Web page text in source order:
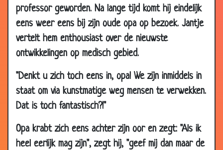
professor geworden. Na lange tijd komt hij eindelijk
eens weer eens bij zijn oude opa op bezoek. Jantje
vertelt hem enthousiast over de nieuwste
ontwikkelingen op medisch gebied.
"Denkt u zich toch eens in, opa! We zijn inmiddels in
staat om via kunstmatige weg mensen te verwekken.
Dat is toch fantastisch?!"
Opa krabt zich eens achter zijn oor en zegt: "Als ik
heel eerlijk mag zijn", zegt hij, "geef mij dan maar de